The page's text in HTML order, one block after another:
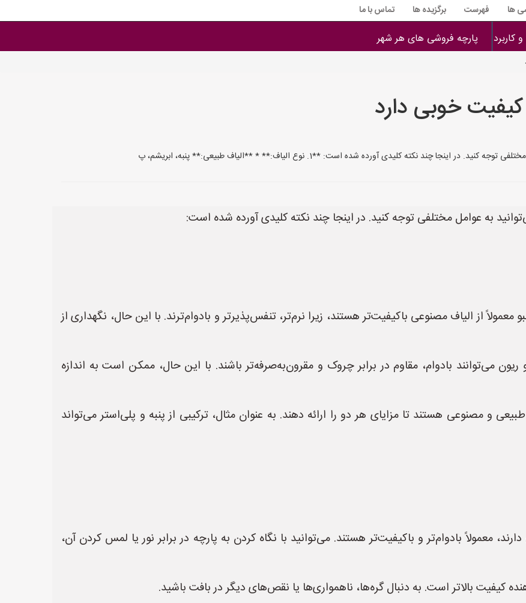
ها فهرست برگزیده ها تماس با ما
کاربرد پارچه فروشی های هر شهر
خوبی دارد
چند نکته کلیدی آورده شده است: **1. نوع الیاف:** * **الیاف طبیعی:** پنبه، ابریشم، پ
به عوامل مختلفی توجه کنید. در اینجا چند نکته کلیدی آورده شده است:
از الیاف مصنوعی باکیفیت‌تر هستند، زیرا نرم‌تر، تنفس‌پذیرتر و بادوام‌ترند. با این حال، نگهداری از
می‌توانند بادوام، مقاوم در برابر چروک و مقرون‌به‌صرفه‌تر باشند. با این حال، ممکن است به اندازه
و مصنوعی هستند تا مزایای هر دو را ارائه دهند. به عنوان مثال، ترکیبی از پنبه و پلی‌استر می‌تواند
معمولاً بادوام‌تر و باکیفیت‌تر هستند. می‌توانید با نگاه کردن به پارچه در برابر نور یا لمس کردن آن،
بالاتر است. به دنبال گره‌ها، ناهمواری‌ها یا نقص‌های دیگر در بافت باشید.